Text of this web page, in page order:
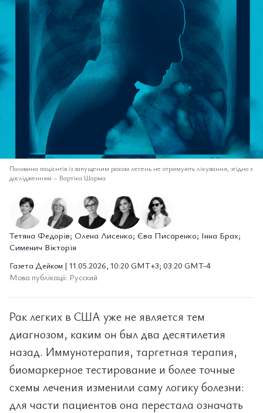
Половина пацієнтів із запущеним раком легень не отримують лікування, згідно з
дослідженням – Вартіка Шарма
Тетяна Федорів; Олена Лисенко; Єва Писаренко; Інна Брах;
Сименич Вікторія
Газета Дейком | 11.05.2026, 10:20 GMT+3; 03:20 GMT-4
Мова публікації: Русский
Рак легких в США уже не является тем
диагнозом, каким он был два десятилетия
назад. Иммунотерапия, таргетная терапия,
биомаркерное тестирование и более точные
схемы лечения изменили саму логику болезни:
для части пациентов она перестала означать